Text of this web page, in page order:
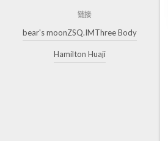
链接
bear's moonZSQ.IMThree Body
Hamilton Huaji